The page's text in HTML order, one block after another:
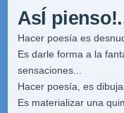
AsÍ
Hacer poesía es
Es darle forma a la
sensaciones...
Hacer poesía, es
Es materializar una